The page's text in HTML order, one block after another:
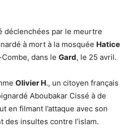
déclenchées par le meurtre
à mort à la mosquée Hatice
dans le Gard, le 25 avril.
Olivier H., un citoyen français
Aboubakar Cissé à de
en filmant l’attaque avec son
insultes contre l’islam.